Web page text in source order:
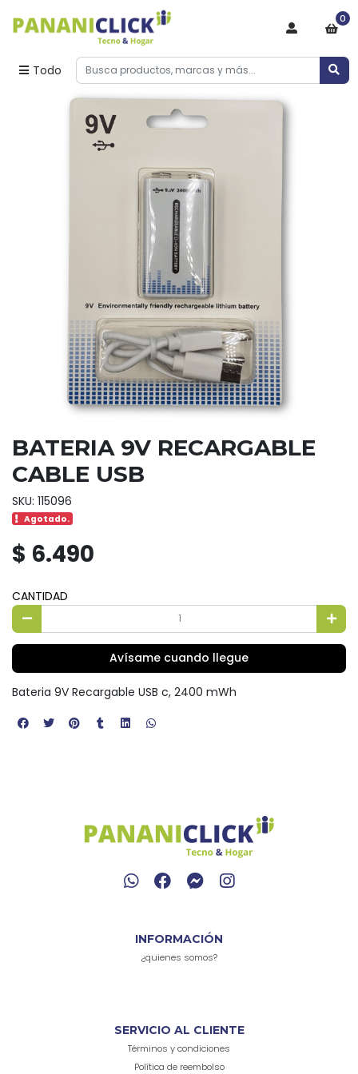
Todo
0
BATERIA 9V RECARGABLE
CABLE USB
SKU: 115096
Agotado.
$ 6.490
CANTIDAD
Avísame cuando llegue
Bateria 9V Recargable USB c, 2400 mWh
INFORMACIÓN
¿quienes somos?
SERVICIO AL CLIENTE
Términos y condiciones
Política de reembolso